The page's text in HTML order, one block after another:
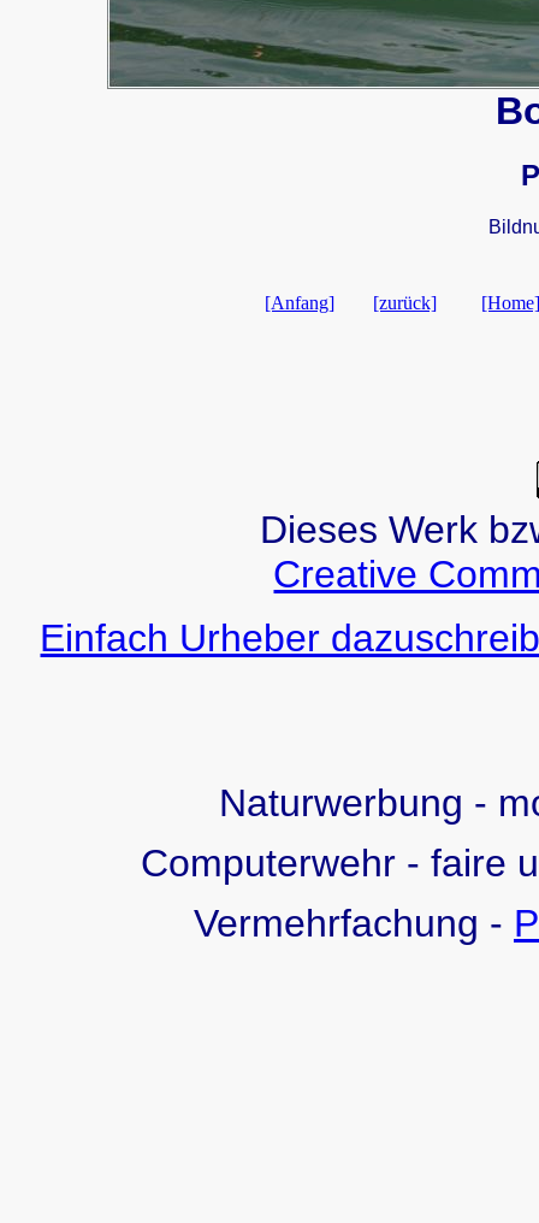
[Anfang] [zurück] [Home]
Dieses Werk
Creative
Einfach Urheber
Naturwerbung -
Computerwehr - faire
Vermehrfachung -